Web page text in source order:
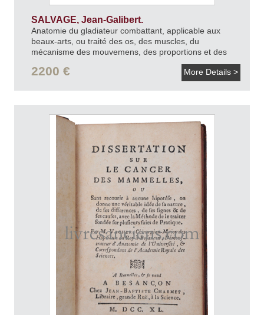
SALVAGE, Jean-Galibert.
Anatomie du gladiateur combattant, applicable aux
beaux-arts, ou traité des os, des muscles, du
mécanisme des mouvemens, des proportions et des
2200 € More Details >